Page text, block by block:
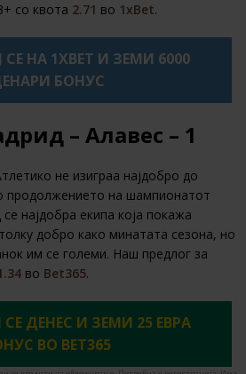
со квота 2.71 во 1xBet.
НА 1XBET И ЗЕМИ 6000
БОНУС
– Алавес – 1
не изиграа најдобро до
продолжението на шампионатот
најдобра екипа која покажа
добро како минатата сезона, но
им се големи. Наш предлог за
во Bet365.
СЕ ДЕНЕС И ЗЕМИ 25 ЕВРА
ВО BET365